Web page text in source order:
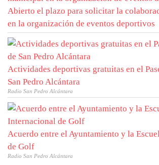
Abierto el plazo para solicitar la
en la organización de eventos deportivos
Actividades deportivas gratuitas en el
San Pedro Alcántara
Radio San Pedro Alcántara
Acuerdo entre el Ayuntamiento y la
de Golf
Radio San Pedro Alcántara